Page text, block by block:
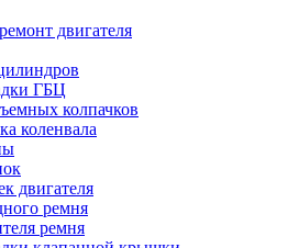
двигателя
ГБЦ
колпачков
коленвала
двигателя
ремня
ремня